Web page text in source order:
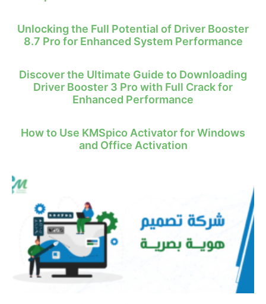
Unlocking the Full Potential of Driver Booster
8.7 Pro for Enhanced System Performance
Discover the Ultimate Guide to Downloading
Driver Booster 3 Pro with Full Crack for
Enhanced Performance
How to Use KMSpico Activator for Windows
and Office Activation